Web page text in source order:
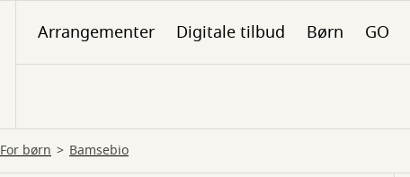
Arrangementer Digitale tilbud Børn GO
For børn Bamsebio